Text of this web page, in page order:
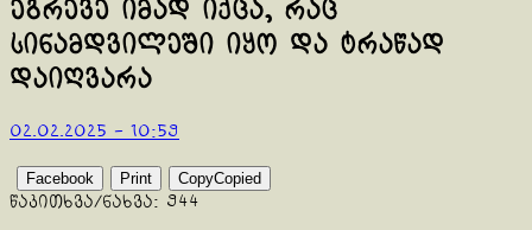
ეგრევე იმად იქცა, რაც
სინამდვილეში იყო და ტრაწად
დაიღვარა
02.02.2025 - 10:59
Facebook Print CopyCopied
წაკითხვა/ნახვა: 944